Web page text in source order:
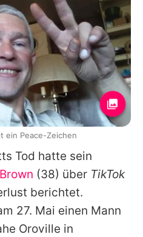
Tod hatte sein
(38) über TikTok
berichtet.
27. Mai einen Mann
Oroville in
ein Peace-Zeichen